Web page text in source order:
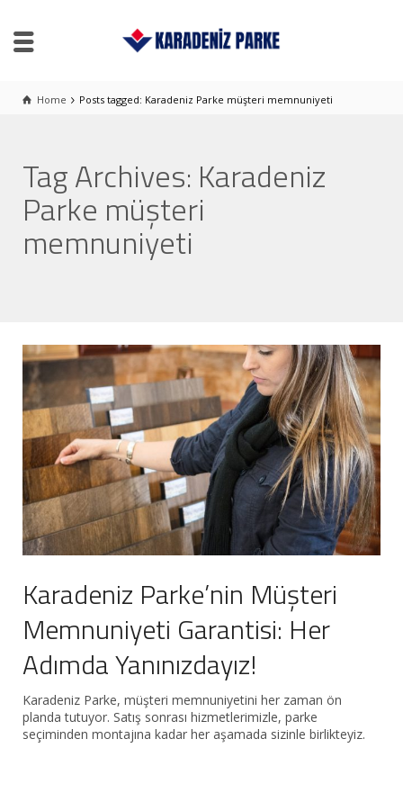
Home Posts tagged: Karadeniz Parke müşteri memnuniyeti
Tag Archives: Karadeniz
Parke müşteri
memnuniyeti
Karadeniz Parke’nin Müşteri
Memnuniyeti Garantisi: Her
Adımda Yanınızdayız!
Karadeniz Parke, müşteri memnuniyetini her zaman ön
planda tutuyor. Satış sonrası hizmetlerimizle, parke
seçiminden montajına kadar her aşamada sizinle birlikteyiz.